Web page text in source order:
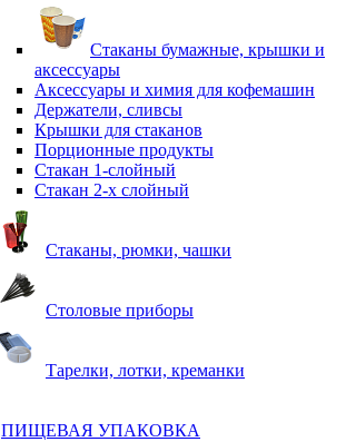
Стаканы бумажные, крышки и
аксессуары
Аксессуары и химия для кофемашин
Держатели, сливсы
Крышки для стаканов
Порционные продукты
Стакан 1-слойный
Стакан 2-х слойный
Стаканы, рюмки, чашки
Столовые приборы
Тарелки, лотки, креманки
ПИЩЕВАЯ УПАКОВКА